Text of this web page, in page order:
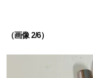
（画像 2/6）